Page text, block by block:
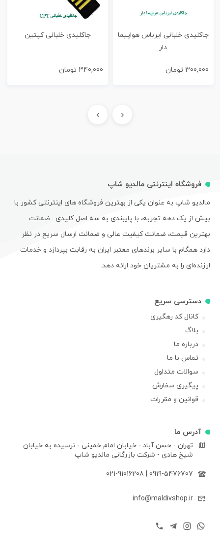
جاكليدی خلبانی ایرباس هواپیما
دار
300,000 تومان
جاكليدی خلبانی کپتین
340,000 تومان
‹
›
فروشگاه اینترنتی مالدیو شاپ
مالدیو شاپ به عنوان یکی از بهترین فروشگاه های اینترنتی کشور با
بیش از یک دهه تجربه، با پایبندی به سه اصل کلیدی : ضمانت
بهترین قیمت، ضمانت کیفیت عالی و ضمانت ارسال سریع در نظر
دارد همگام با سایر برندهای معتبر ایران به رقابت بپردازد و خدمات
ارزنده‌ای را به مشتریان خود ارائه دهد.
دسترسی سریع
کانال کد رهگیری
بلاگ
درباره ما
تماس با ما
سوالات متداول
پیگیری سفارش
قوانین و مقررات
آدرس ما
تهران - حسن آباد - خیابان امام خمینی - نرسیده به خیابان
شیخ هادی - شرکت بازرگانی مالدیو شاپ
0919-5476707
021-91016208
info@maldivshop.ir